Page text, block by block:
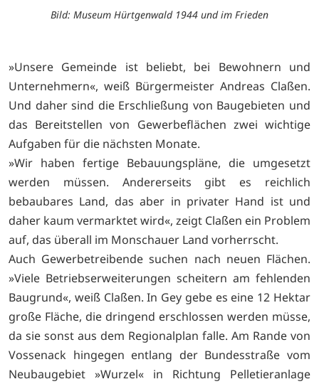
Bild: Museum Hürtgenwald 1944 und im Frieden
»Unsere Gemeinde ist beliebt, bei Bewohnern und
Unternehmern«, weiß Bürgermeister Andreas Claßen.
Und daher sind die Erschließung von Baugebieten und
das Bereitstellen von Gewerbeflächen zwei wichtige
Aufgaben für die nächsten Monate.
»Wir haben fertige Bebauungspläne, die umgesetzt
werden müssen. Andererseits gibt es reichlich
bebaubares Land, das aber in privater Hand ist und
daher kaum vermarktet wird«, zeigt Claßen ein Problem
auf, das überall im Monschauer Land vorherrscht.
Auch Gewerbetreibende suchen nach neuen Flächen.
»Viele Betriebserweiterungen scheitern am fehlenden
Baugrund«, weiß Claßen. In Gey gebe es eine 12 Hektar
große Fläche, die dringend erschlossen werden müsse,
da sie sonst aus dem Regionalplan falle. Am Rande von
Vossenack hingegen entlang der Bundesstraße vom
Neubaugebiet »Wurzel« in Richtung Pelletieranlage